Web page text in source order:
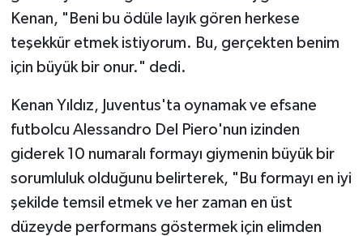
Kenan, "Beni bu ödüle layık gören herkese
teşekkür etmek istiyorum. Bu, gerçekten benim
için büyük bir onur." dedi.
Kenan Yıldız, Juventus'ta oynamak ve efsane
futbolcu Alessandro Del Piero'nun izinden
giderek 10 numaralı formayı giymenin büyük bir
sorumluluk olduğunu belirterek, "Bu formayı en iyi
şekilde temsil etmek ve her zaman en üst
düzeyde performans göstermek için elimden